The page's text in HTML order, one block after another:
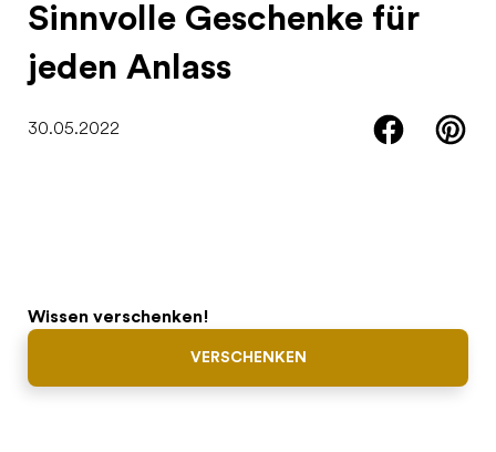
Sinnvolle Geschenke für
jeden Anlass
30.05.2022
Wissen verschenken!
VERSCHENKEN